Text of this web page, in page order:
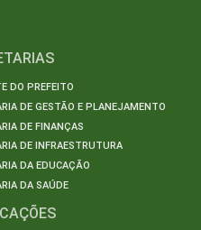
DO PREFEITO
DE GESTÃO E PLANEJAMENTO
DE FINANÇAS
DE INFRAESTRUTURA
DA EDUCAÇÃO
DA SAÚDE